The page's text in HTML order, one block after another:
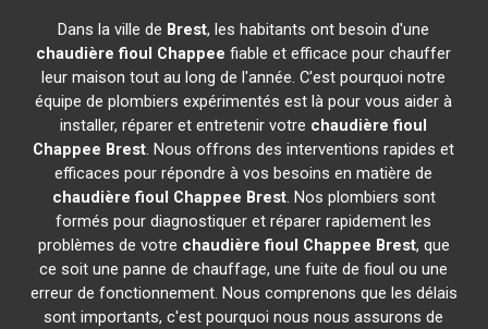
Dans la ville de Brest, les habitants ont besoin d'une
chaudière fioul Chappee fiable et efficace pour chauffer
leur maison tout au long de l'année. C'est pourquoi notre
équipe de plombiers expérimentés est là pour vous aider à
installer, réparer et entretenir votre chaudière fioul
Chappee Brest. Nous offrons des interventions rapides et
efficaces pour répondre à vos besoins en matière de
chaudière fioul Chappee Brest. Nos plombiers sont
formés pour diagnostiquer et réparer rapidement les
problèmes de votre chaudière fioul Chappee Brest, que
ce soit une panne de chauffage, une fuite de fioul ou une
erreur de fonctionnement. Nous comprenons que les délais
sont importants, c'est pourquoi nous nous assurons de